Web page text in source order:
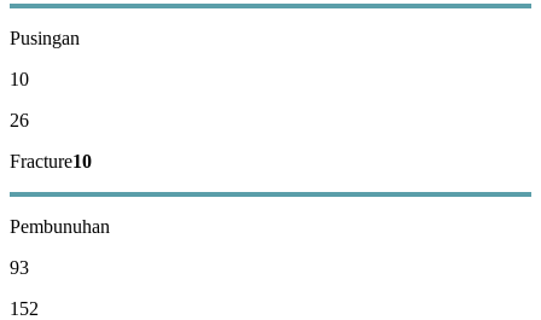
Pusingan
10
26
Fracture10
Pembunuhan
93
152